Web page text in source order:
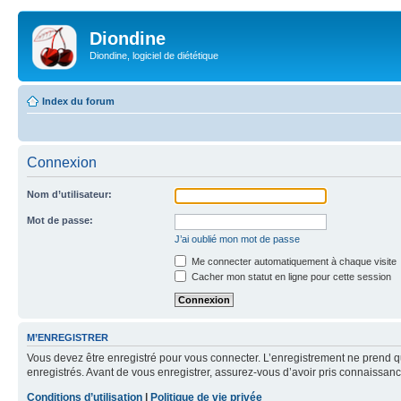
Diondine
Diondine, logiciel de diététique
Index du forum
Connexion
Nom d’utilisateur:
Mot de passe:
J’ai oublié mon mot de passe
Me connecter automatiquement à chaque visite
Cacher mon statut en ligne pour cette session
M’ENREGISTRER
Vous devez être enregistré pour vous connecter. L’enregistrement ne
enregistrés. Avant de vous enregistrer, assurez-vous d’avoir pris
Conditions d’utilisation
Politique de vie privée